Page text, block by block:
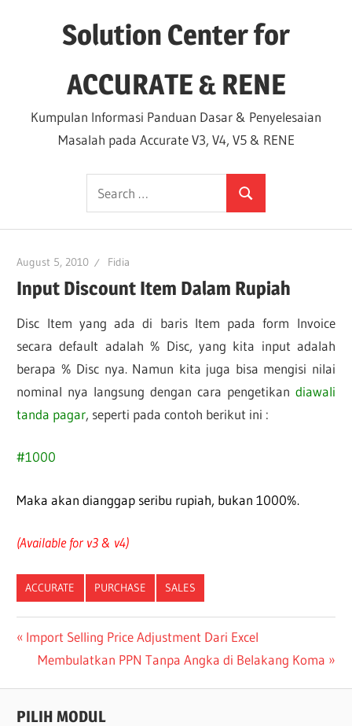
Solution Center for
ACCURATE & RENE
Kumpulan Informasi Panduan Dasar & Penyelesaian
Masalah pada Accurate V3, V4, V5 & RENE
Search
for:
Search
August 5, 2010 Fidia
Input Discount Item Dalam Rupiah
Disc Item yang ada di baris Item pada form Invoice
secara default adalah % Disc, yang kita input adalah
berapa % Disc nya. Namun kita juga bisa mengisi nilai
nominal nya langsung dengan cara pengetikan diawali
tanda pagar, seperti pada contoh berikut ini :
#1000
Maka akan dianggap seribu rupiah, bukan 1000%.
(Available for v3 & v4)
ACCURATE PURCHASE SALES
Post
navigation
Previous
Post:
Import Selling Price Adjustment Dari Excel
Next
Membulatkan PPN Tanpa Angka di Belakang Koma
PILIH MODUL